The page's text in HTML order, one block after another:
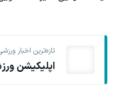
تازه‌ترین اخبار
اپلیکیشن